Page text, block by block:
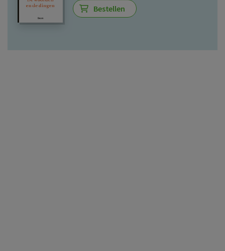
Bestellen